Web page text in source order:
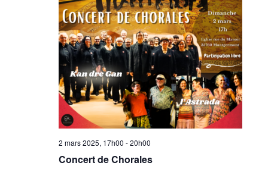
2 mars 2025, 17h00 -20h00
Concert de Chorales